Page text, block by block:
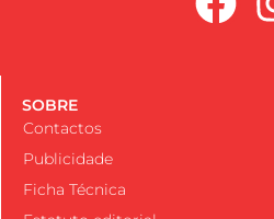
SOBRE
Contactos
Publicidade
Ficha Técnica